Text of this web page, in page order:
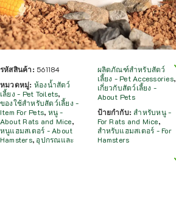
รหัสสินค้า: 561184
หมวดหมู่: ห้องน้ำสัตว์
เลี้ยง - Pet Toilets,
ของใช้สำหรับสัตว์เลี้ยง -
Item For Pets, หนู -
About Rats and Mice,
หนูแฮมสเตอร์ - About
Hamsters, อุปกรณและ
ผลิตภัณฑ์สำหรับสัตว์
เลี้ยง - Pet Accessories,
เกี่ยวกับสัตว์เลี้ยง -
About Pets
ป้ายกำกับ:สำหรับหนู -
For Rats and Mice,
สำหรับแฮมสเตอร์ - For
Hamsters